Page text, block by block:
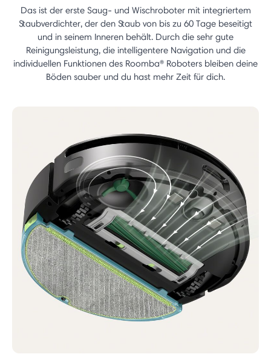
Das ist der erste Saug- und Wischroboter mit integriertem
Staubverdichter, der den Staub von bis zu 60 Tage beseitigt
und in seinem Inneren behält. Durch die sehr gute
Reinigungsleistung, die intelligentere Navigation und die
individuellen Funktionen des Roomba® Roboters bleiben deine
Böden sauber und du hast mehr Zeit für dich.